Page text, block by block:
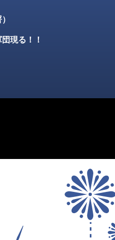
現る！！